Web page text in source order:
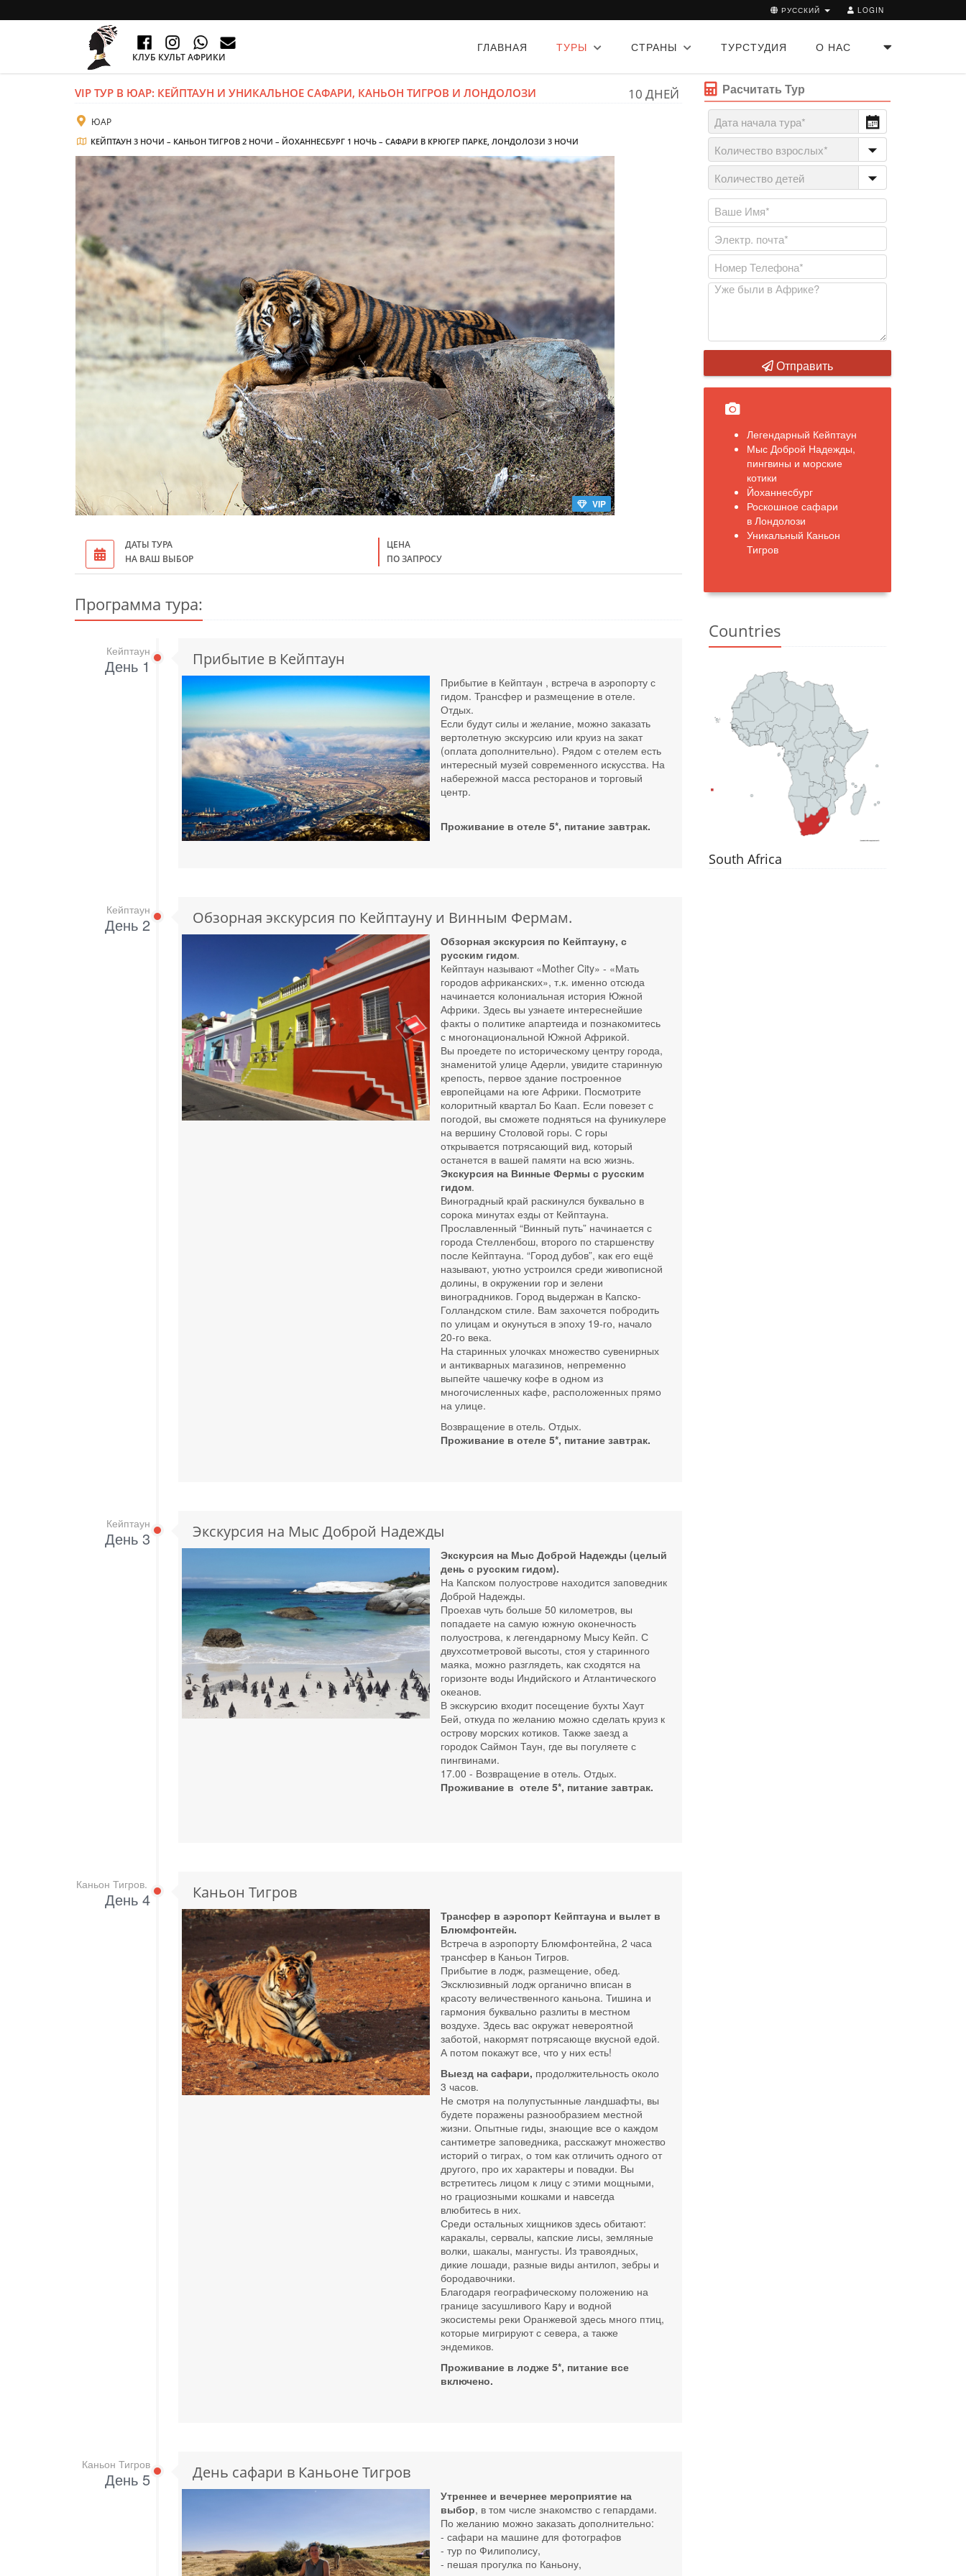
LOGIN
РУССКИЙ
КЛУБ КУЛЬТ АФРИКИ
ГЛАВНАЯ ТУРЫ СТРАНЫ ТУРСТУДИЯ О НАС
VIP ТУР В ЮАР: КЕЙПТАУН И УНИКАЛЬНОЕ САФАРИ, КАНЬОН ТИГРОВ И ЛОНДОЛОЗИ 10 ДНЕЙ
ЮАР
КЕЙПТАУН 3 НОЧИ – КАНЬОН ТИГРОВ 2 НОЧИ – ЙОХАННЕСБУРГ 1 НОЧЬ – САФАРИ В КРЮГЕР ПАРКЕ, ЛОНДОЛОЗИ 3 НОЧИ
VIP
ДАТЫ ТУРА
НА ВАШ ВЫБОР
ЦЕНА
ПО ЗАПРОСУ
Программа тура:
Кейптаун
День 1 Прибытие в Кейптаун
Прибытие в Кейптаун , встреча в аэропорту с
гидом. Трансфер и размещение в отеле.
Отдых.
Если будут силы и желание, можно заказать
вертолетную экскурсию или круиз на закат
(оплата дополнительно). Рядом с отелем есть
интересный музей современного искусства. На
набережной масса ресторанов и торговый
центр.
Проживание в отеле 5*, питание завтрак.
Кейптаун
День 2 Обзорная экскурсия по Кейптауну и Винным Фермам.
Обзорная экскурсия по Кейптауну, с
русским гидом.
Кейптаун называют «Mother City» - «Мать
городов африканских», т.к. именно отсюда
начинается колониальная история Южной
Африки. Здесь вы узнаете интереснейшие
факты о политике апартеида и познакомитесь
с многонациональной Южной Африкой.
Вы проедете по историческому центру города,
знаменитой улице Адерли, увидите старинную
крепость, первое здание построенное
европейцами на юге Африки. Посмотрите
колоритный квартал Бо Каап. Если повезет с
погодой, вы сможете подняться на фуникулере
на вершину Столовой горы. С горы
открывается потрясающий вид, который
останется в вашей памяти на всю жизнь.
Экскурсия на Винные Фермы с русским
гидом.
Виноградный край раскинулся буквально в
сорока минутах езды от Кейптауна.
Прославленный “Винный путь” начинается с
города Стелленбош, второго по старшенству
после Кейптауна. “Город дубов”, как его ещё
называют, уютно устроился среди живописной
долины, в окружении гор и зелени
виноградников. Город выдержан в Капско-
Голландском стиле. Вам захочется побродить
по улицам и окунуться в эпоху 19-го, начало
20-го века.
На старинных улочках множество сувенирных
и антикварных магазинов, непременно
выпейте чашечку кофе в одном из
многочисленных кафе, расположенных прямо
на улице.
Возвращение в отель. Отдых.
Проживание в отеле 5*, питание завтрак.
Кейптаун
День 3 Экскурсия на Мыс Доброй Надежды
Экскурсия на Мыс Доброй Надежды (целый
день с русским гидом).
На Капском полуострове находится заповедник
Доброй Надежды.
Проехав чуть больше 50 километров, вы
попадаете на самую южную оконечность
полуострова, к легендарному Мысу Кейп. С
двухсотметровой высоты, стоя у старинного
маяка, можно разглядеть, как сходятся на
горизонте воды Индийского и Атлантического
океанов.
В экскурсию входит посещение бухты Хаут
Бей, откуда по желанию можно сделать круиз к
острову морских котиков. Также заезд а
городок Саймон Таун, где вы погуляете с
пингвинами.
17.00 - Возвращение в отель. Отдых.
Проживание в отеле 5*, питание завтрак.
Каньон Тигров.
День 4 Каньон Тигров
Трансфер в аэропорт Кейптауна и вылет в
Блюмфонтейн.
Встреча в аэропорту Блюмфонтейна, 2 часа
трансфер в Каньон Тигров.
Прибытие в лодж, размещение, обед.
Эксклюзивный лодж органично вписан в
красоту величественного каньона.Тишина и
гармония буквально разлиты в местном
воздухе.Здесь вас окружат невероятной
заботой, накормят потрясающе вкусной едой.
А потом покажут все, что у них есть!
Выезд на сафари, продолжительность около
3 часов.
Не смотря на полупустынные ландшафты, вы
будете поражены разнообразием местной
жизни.Опытные гиды, знающие все о каждом
сантиметре заповедника, расскажут множество
историй о тиграх, о том как отличить одного от
другого, про их характеры и повадки. Вы
встретитесь лицом к лицу с этими мощными,
но грациозными кошками и навсегда
влюбитесь в них.
Среди остальных хищников здесь обитают:
каракалы, сервалы, капские лисы, земляные
волки, шакалы, мангусты. Из травоядных,
дикие лошади, разные виды антилоп, зебры и
бородавочники.
Благодаря географическому положению на
границе засушливого Кару и водной
экосистемы реки Оранжевой здесь много птиц,
которые мигрируют с севера, а также
эндемиков.
Проживание в лодже 5*, питание все
включено.
Каньон Тигров
День 5 День сафари в Каньоне Тигров
Утреннее и вечернее мероприятие на
выбор, в том числе знакомство с гепардами.
По желанию можно заказать дополнительно:
- сафари на машине для фотографов
- тур по Филиполису,
- пешая прогулка по Каньону,
Расчитать Тур
Отправить
Легендарный Кейптаун
Мыс Доброй Надежды,
пингвины и морские
котики
Йоханнесбург
Роскошное сафари
в Лондолози
Уникальный Каньон
Тигров
Countries
South Africa